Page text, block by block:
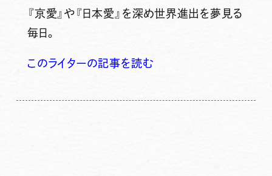
『京愛』や『日本愛』を深め世界進出を夢見る
毎日。
このライターの記事を読む